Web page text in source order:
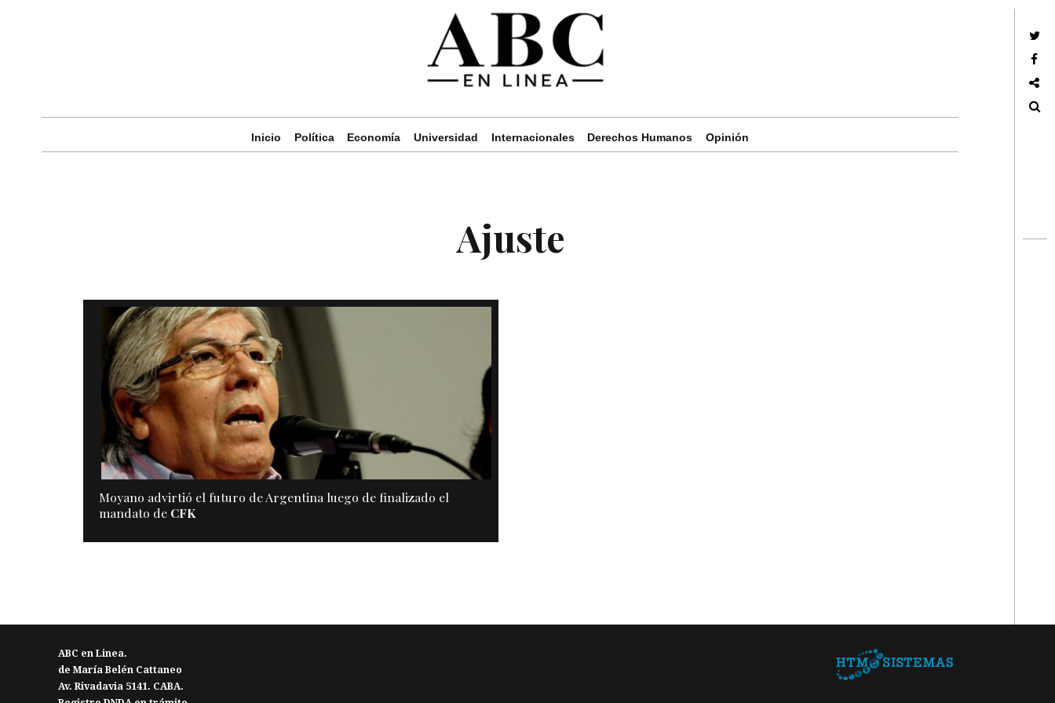
Inicio Política Economía Universidad Internacionales Derechos Humanos Opinión
Ajuste
A
Moyano advirtió el futuro de Argentina luego de finalizado el
mandato de CFK
ABC en Linea.
de María Belén Cattaneo
Av. Rivadavia 5141. CABA.